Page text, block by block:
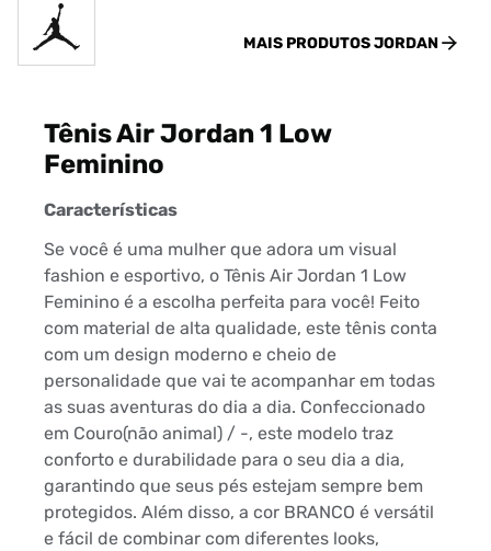
MAIS PRODUTOSJORDAN
Tênis Air Jordan 1 Low
Feminino
Características
Se você é uma mulher que adora um visual
fashion e esportivo, o Tênis Air Jordan 1 Low
Feminino é a escolha perfeita para você! Feito
com material de alta qualidade, este tênis conta
com um design moderno e cheio de
personalidade que vai te acompanhar em todas
as suas aventuras do dia a dia. Confeccionado
em Couro(não animal) / -, este modelo traz
conforto e durabilidade para o seu dia a dia,
garantindo que seus pés estejam sempre bem
protegidos. Além disso, a cor BRANCO é versátil
e fácil de combinar com diferentes looks,